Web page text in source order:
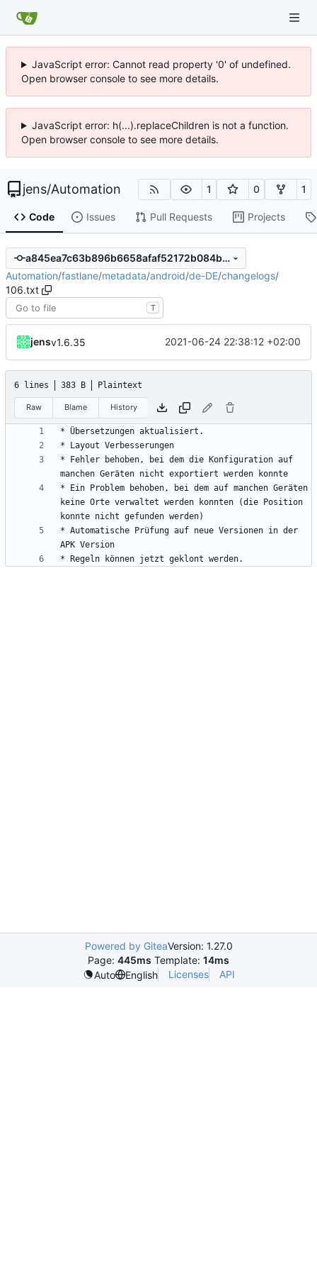
JavaScript error: Cannot read property '0' of undefined.
Open browser console to see more details.
JavaScript error: h(...).replaceChildren is not a function.
Open browser console to see more details.
jens/Automation 1 0 1
Code Issues Pull Requests Projects
a845ea7c63b896b6658afaf52172b084b4a93a34
Automation/fastlane/metadata/android/de-DE/changelogs/
106.txt
T
jensv1.6.35 2021-06-24 22:38:12 +02:00
6 lines 383 B Plaintext
Raw Blame History
* Fehler behoben, bei dem die Konfiguration auf
* Ein Problem behoben, bei dem auf manchen Geräten
keine Orte verwaltet werden konnten (die Position
* Automatische Prüfung auf neue Versionen in der
* Regeln können jetzt geklont werden.
Powered by GiteaVersion: 1.27.0
Page: 445ms Template: 14ms
Auto
English Licenses API